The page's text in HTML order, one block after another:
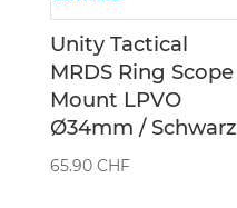
Unity Tactical
MRDS Ring Scope
Mount LPVO
Ø34mm / Schwarz
65.90 CHF